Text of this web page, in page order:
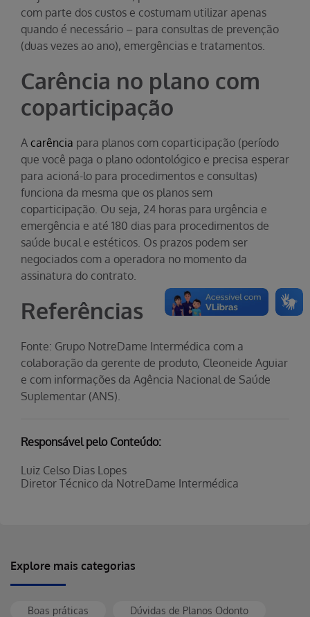
com parte dos custos e costumam utilizar apenas
quando é necessário – para consultas de prevenção
(duas vezes ao ano), emergências e tratamentos.
Carência no plano com
coparticipação
A carência para planos com coparticipação (período
que você paga o plano odontológico e precisa esperar
para acioná-lo para procedimentos e consultas)
funciona da mesma que os planos sem
coparticipação. Ou seja, 24 horas para urgência e
emergência e até 180 dias para procedimentos de
saúde bucal e estéticos. Os prazos podem ser
negociados com a operadora no momento da
assinatura do contrato.
Referências
Fonte: Grupo NotreDame Intermédica com a
colaboração da gerente de produto, Cleoneide Aguiar
e com informações da Agência Nacional de Saúde
Suplementar (ANS).
Responsável pelo Conteúdo:
Luiz Celso Dias Lopes
Diretor Técnico da NotreDame Intermédica
Explore mais categorias
Boas práticas Dúvidas de Planos Odonto